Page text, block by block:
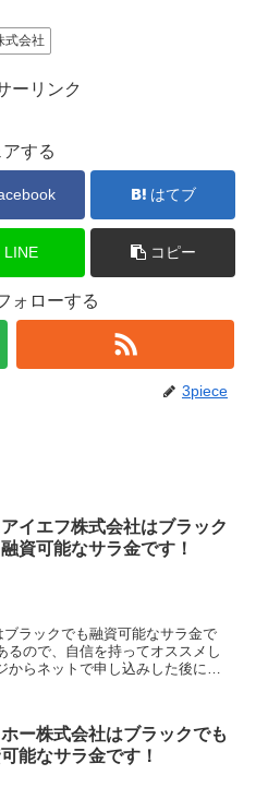
式会社
ーリンク
アする
はてブ
LINE コピー
ォローする
3piece
イエフ株式会社はブラック
資可能なサラ金です！
ラックでも融資可能なサラ金で
るので、自信を持ってオススメし
からネットで申し込みした後に電
ー株式会社はブラックでも
能なサラ金です！